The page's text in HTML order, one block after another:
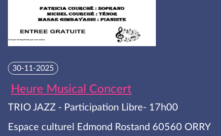
30-11-2025
Heure Musical Concert
TRIO JAZZ - Participation Libre- 17h00
Espace culturel Edmond Rostand 60560 ORRY